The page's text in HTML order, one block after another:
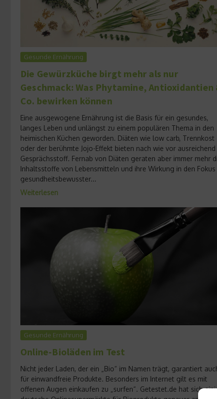
Gesunde Ernährung
Die Gewürzküche birgt mehr als nur
Geschmack: Was Phytamine, Antioxidantien
Co. bewirken können
Eine ausgewogene Ernährung ist die Basis für ein gesundes,
langes Leben und unlängst zu einem populären Thema in den
heimischen Küchen geworden. Diäten wie low carb, Trennkost
oder der berühmte Jojo-Effekt bieten nach wie vor ausreichend
Gesprächsstoff. Fernab von Diäten geraten aber immer mehr
Inhaltsstoffe von Lebensmitteln und ihre Wirkung in den Fokus
gesundheitsbewusster...
Weiterlesen
Gesunde Ernährung
Online-Bioläden im Test
Nicht jeder Laden, der ein „Bio“ im Namen trägt, garantiert
für einwandfreie Produkte. Besonders im Internet gilt es mit
offenen Augen einkaufen zu „surfen“. Getestet.de hat sich